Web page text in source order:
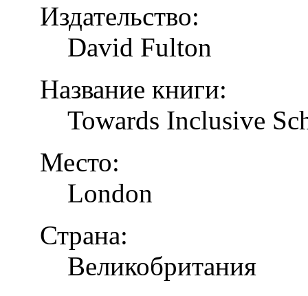
Издательство:
David Fulton
Название книги:
Towards Inclusive
Место:
London
Страна:
Великобритания